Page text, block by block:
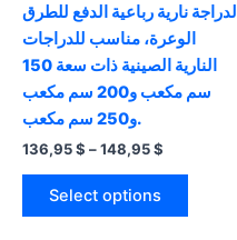
لدراجة نارية رباعية الدفع للطرق
الوعرة، مناسب للدراجات
النارية الصينية ذات سعة 150
سم مكعب و200 سم مكعب
و250 سم مكعب.
136,95$ –148,95$
Select options
This